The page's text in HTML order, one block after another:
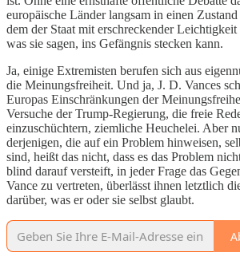
europäische Länder langsam in einen
dem der Staat mit erschreckender
was sie sagen, ins Gefängnis stecken kann.
Ja, einige Extremisten berufen sich aus
die Meinungsfreiheit. Und ja, J. D. Vances
Europas Einschränkungen der
Versuche der Trump-Regierung, die freie
einzuschüchtern, ziemliche Heuchelei. Aber
derjenigen, die auf ein Problem hinweisen,
sind, heißt das nicht, dass es das Problem
blind darauf versteift, in jeder Frage das
Vance zu vertreten, überlässt ihnen letztlich
darüber, was er oder sie selbst glaubt.